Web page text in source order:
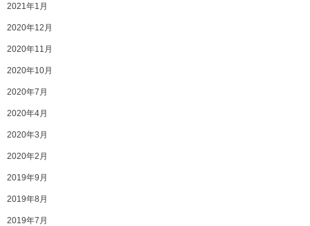
2021年1月
2020年12月
2020年11月
2020年10月
2020年7月
2020年4月
2020年3月
2020年2月
2019年9月
2019年8月
2019年7月